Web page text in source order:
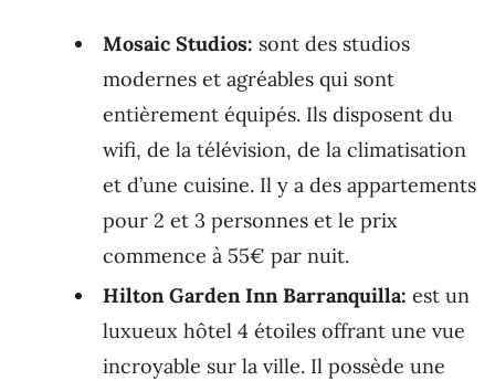
Mosaic Studios: sont des studios
modernes et agréables qui sont
entièrement équipés. Ils disposent du
wifi, de la télévision, de la climatisation
et d’une cuisine. Il y a des appartements
pour 2 et 3 personnes et le prix
commence à 55€ par nuit.
Hilton Garden Inn Barranquilla: est un
luxueux hôtel 4 étoiles offrant une vue
incroyable sur la ville. Il possède une